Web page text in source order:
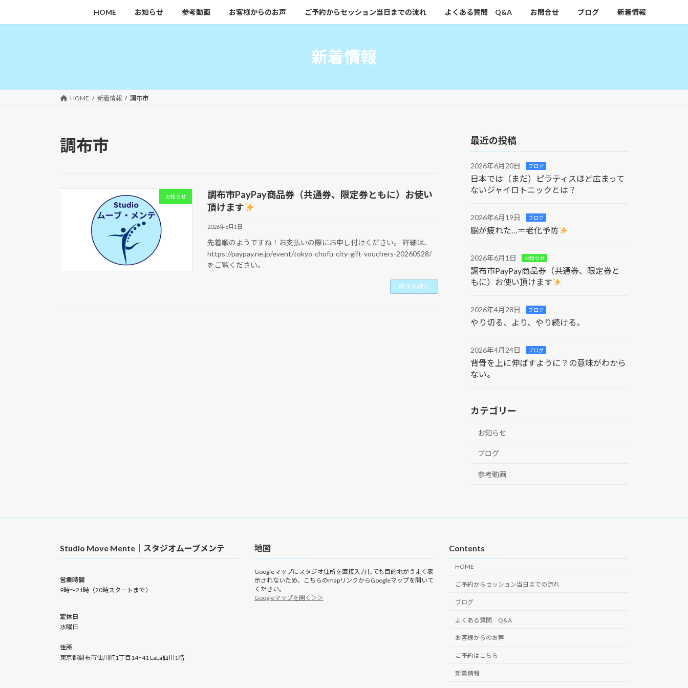
キ
に
HOME お知らせ 参考動画 お客様からのお声 ご予約からセッション当日までの流れ よくある質問 Q&A お問合せ ブログ 新着情報
新着情報
HOME 新着情報 調布市
調布市
お知らせ
調布市PayPay商品券（共通券、限定券ともに）お使い
頂けます
2026年6月1日
先着順のようですね！お支払いの際にお申し付けください。 詳細は、
https://paypay.ne.jp/event/tokyo-chofu-city-gift-vouchers-20260528/
をご覧ください。
続きを読む
最近の投稿
2026年6月20日 ブログ
日本では（まだ）ピラティスほど広まって
ないジャイロトニックとは？
2026年6月19日 ブログ
脳が疲れた…＝老化予防
2026年6月1日 お知らせ
調布市PayPay商品券（共通券、限定券と
もに）お使い頂けます
2026年4月28日 ブログ
やり切る、より、やり続ける。
2026年4月24日 ブログ
背骨を上に伸ばすように？の意味がわから
ない。
カテゴリー
お知らせ
ブログ
参考動画
Studio Move Mente｜スタジオムーブメンテ
営業時間
9時〜21時（20時スタートまで）
定休日
水曜日
住所
東京都調布市仙川町1丁目14−41 LaLa仙川1階
地図
Googleマップにスタジオ住所を直接入力しても目的地がうまく表
示されないため、こちらのmapリンクからGoogleマップを開いて
ください。
Googleマップを開く＞＞
Contents
HOME
ご予約からセッション当日までの流れ
ブログ
よくある質問 Q&A
お客様からのお声
ご予約はこちら
新着情報